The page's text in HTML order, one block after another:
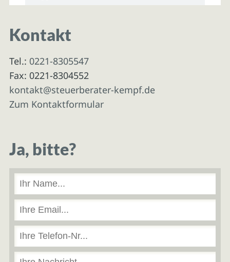
Kontakt
Tel.: 0221-8305547
Fax: 0221-8304552
kontakt@steuerberater-kempf.de
Zum Kontaktformular
Ja, bitte?